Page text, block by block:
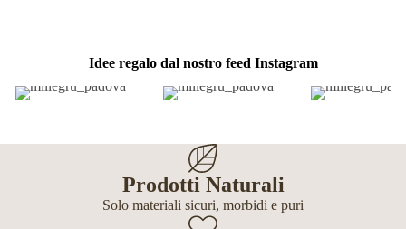
Idee regalo dal nostro feed Instagram
Prodotti Naturali
Solo materiali sicuri, morbidi e puri